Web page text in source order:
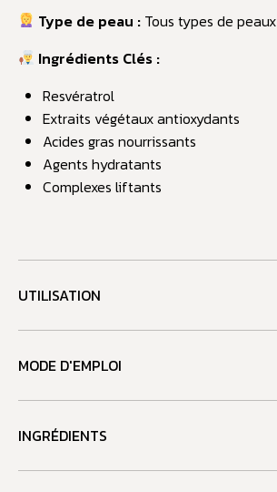
Type de peau : Tous types de peaux
Ingrédients Clés :
Resvératrol
Extraits végétaux antioxydants
Acides gras nourrissants
Agents hydratants
Complexes liftants
UTILISATION
MODE D'EMPLOI
INGRÉDIENTS